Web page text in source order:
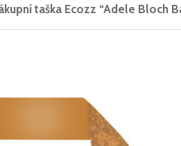
taška Ecozz “Adele Bloch